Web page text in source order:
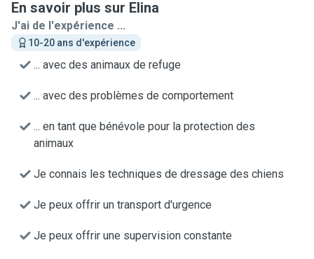
En savoir plus sur Elina
J'ai de l'expérience ...
10-20 ans d'expérience
... avec des animaux de refuge
... avec des problèmes de comportement
... en tant que bénévole pour la protection des
animaux
Je connais les techniques de dressage des chiens
Je peux offrir un transport d'urgence
Je peux offrir une supervision constante